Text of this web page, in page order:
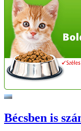
Bécsben is